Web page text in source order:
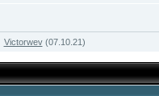
Victorwev(07.10.21)